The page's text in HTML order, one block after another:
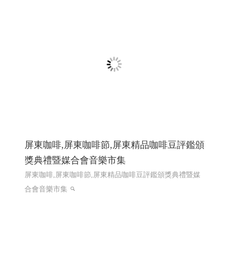
屏東咖啡,屏東咖啡節,屏東精品咖啡豆評鑑頒
獎典禮暨媒合會音樂市集
屏東咖啡,屏東咖啡節,屏東精品咖啡豆評鑑頒獎典禮暨媒
合會音樂市集